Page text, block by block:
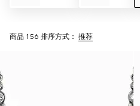
商品 156 排序方式： 推荐